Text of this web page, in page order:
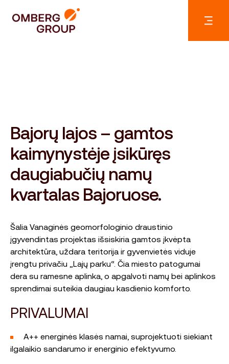
Bajorų lajos – gamtos
kaimynystėje įsikūręs
daugiabučių namų
kvartalas Bajoruose.
Šalia Vanaginės geomorfologinio draustinio
įgyvendintas projektas išsiskiria gamtos įkvėpta
architektūra, uždara teritorija ir gyvenvietės viduje
įrengtu privačiu „Lajų parku“. Čia miesto patogumai
dera su ramesne aplinka, o apgalvoti namų bei aplinkos
sprendimai suteikia daugiau kasdienio komforto.
PRIVALUMAI
A++ energinės klasės namai, suprojektuoti siekiant
ilgalaikio sandarumo ir energinio efektyvumo.